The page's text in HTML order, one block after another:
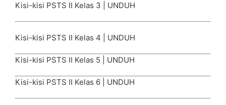
Kisi-kisi PSTS II Kelas 3 | UNDUH
Kisi-kisi PSTS II Kelas 4 | UNDUH
Kisi-kisi PSTS II Kelas 5 | UNDUH
Kisi-kisi PSTS II Kelas 6 | UNDUH